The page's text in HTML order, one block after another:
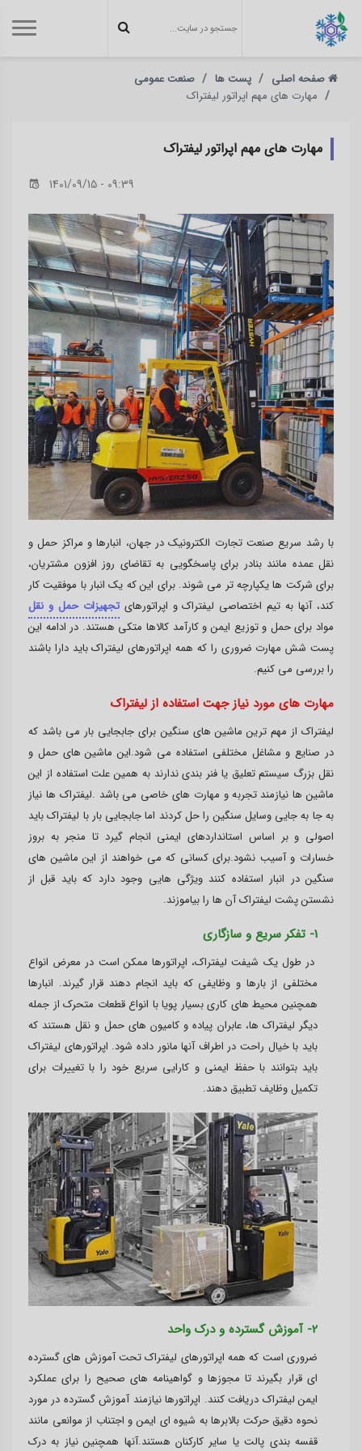
صفحه اصلی پست ها
صنعت عمومی
مهارت های مهم اپراتور لیفتراک
مهارت های مهم اپراتور لیفتراک
1401/09/15 - 09:39
با رشد سریع صنعت تجارت الکترونیک در جهان، انبارها و مراکز حمل و
نقل عمده مانند بنادر برای پاسخگویی به تقاضای روز افزون مشتریان،
برای شرکت ها یکپارچه تر می شوند. برای این که یک انبار با موفقیت کار
کند، آنها به تیم اختصاصی لیفتراک و اپراتورهایتجهیزات حمل و نقل
مواد برای حمل و توزیع ایمن و کارآمد کالاها متکی هستند. در ادامه این
پست شش مهارت ضروری را که همه اپراتورهای لیفتراک باید دارا باشند
را بررسی می کنیم.
مهارت های مورد نیاز جهت استفاده از لیفتراک
لیفتراک از مهم ترین ماشین های سنگین برای جابجایی بار می باشد که
در صنایع و مشاغل مختلفی استفاده می شود.این ماشین های حمل و
نقل بزرگ سیستم تعلیق یا فنر بندی ندارند به همین علت استفاده از این
ماشین ها نیازمند تجربه و مهارت های خاصی می باشد .لیفتراک ها نیاز
به جا به جایی وسایل سنگین را حل کردند اما جابجایی بار با لیفتراک باید
اصولی و بر اساس استانداردهای ایمنی انجام گیرد تا منجر به بروز
خسارات و آسیب نشود.برای کسانی که می خواهند از این ماشین های
سنگین در انبار استفاده کنند ویژگی هایی وجود دارد که باید قبل از
نشستن پشت لیفتراک آن ها را بیاموزند.
1- تفکر سریع و سازگاری
در طول یک شیفت لیفتراک، اپراتورها ممکن است در معرض انواع
مختلفی از بارها و وظایفی که باید انجام دهند قرار گیرند. انبارها
همچنین محیط های کاری بسیار پویا با انواع قطعات متحرک از جمله
دیگر لیفتراک ها، عابران پیاده و کامیون های حمل و نقل هستند که
باید با خیال راحت در اطراف آنها مانور داده شود. اپراتورهای لیفتراک
باید بتوانند با حفظ ایمنی و کارایی سریع خود را با تغییرات برای
تکمیل وظایف تطبیق دهند.
2- آموزش گسترده و درک واحد
ضروری است که همه اپراتورهای لیفتراک تحت آموزش های گسترده
ای قرار بگیرند تا مجوزها و گواهینامه های صحیح را برای عملکرد
ایمن لیفتراک دریافت کنند. اپراتورها نیازمند آموزش گسترده در مورد
نحوه دقیق حرکت بالابرها به شیوه ای ایمن و اجتناب از موانعی مانند
قفسه بندی پالت یا سایر کارکنان هستند.آنها همچنین نیاز به درک